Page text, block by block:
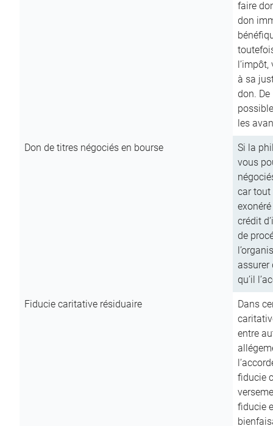
faire
don
à sa
don.
les
Don de titres négociés en bourse
Si la
vous
car tout
crédit
de
assurer
qu’il
Fiducie caritative résiduaire
Dans
entre
fiducie
fiducie